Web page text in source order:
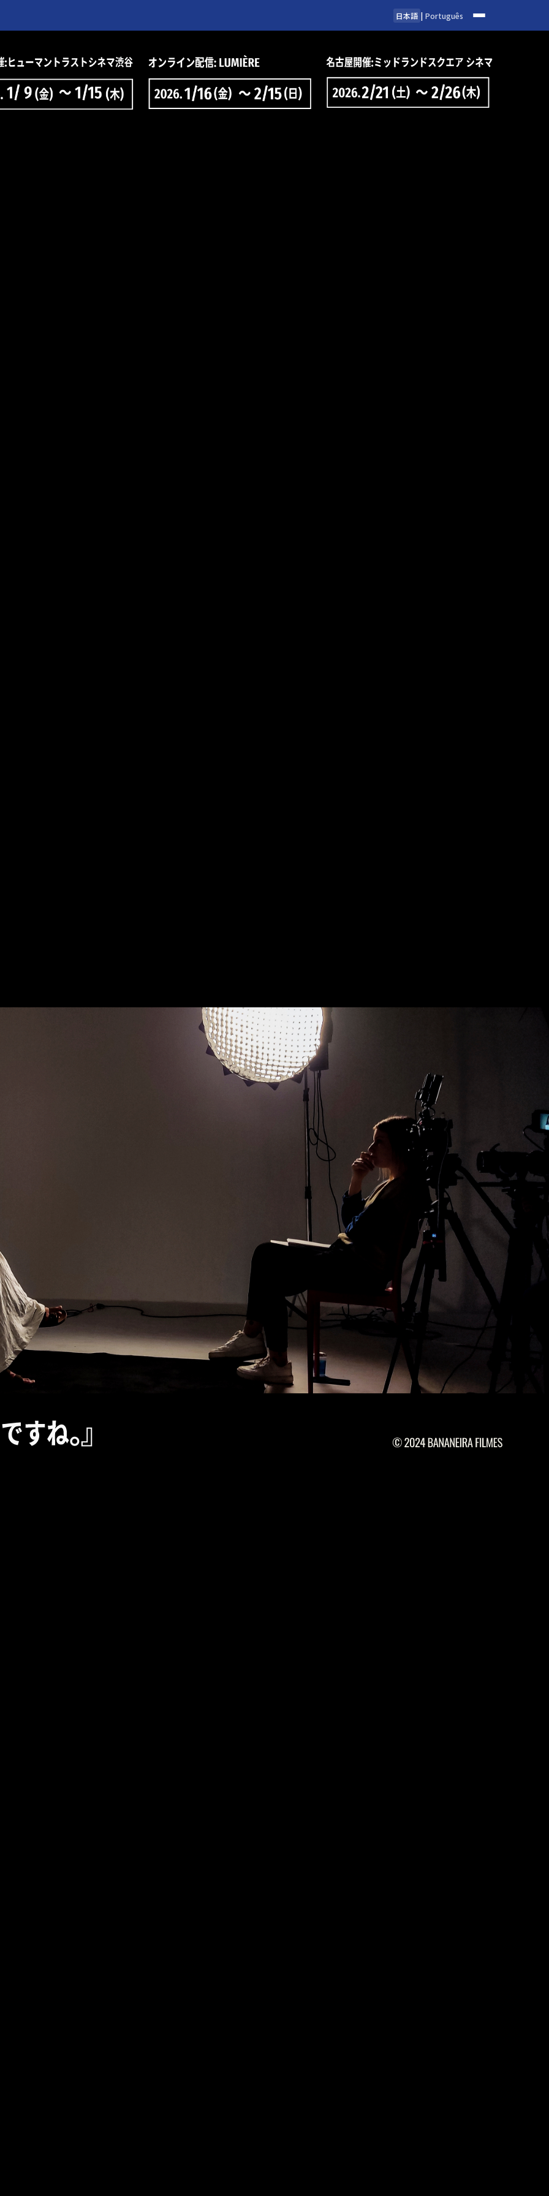
日本語 | Português